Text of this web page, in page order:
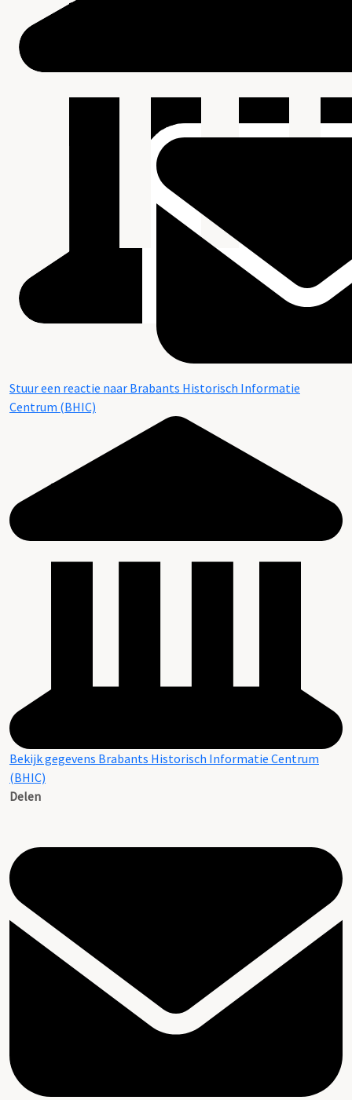
Stuur een reactie naar Brabants Historisch Informatie
Centrum (BHIC)
Bekijk gegevens Brabants Historisch Informatie Centrum
(BHIC)
Delen